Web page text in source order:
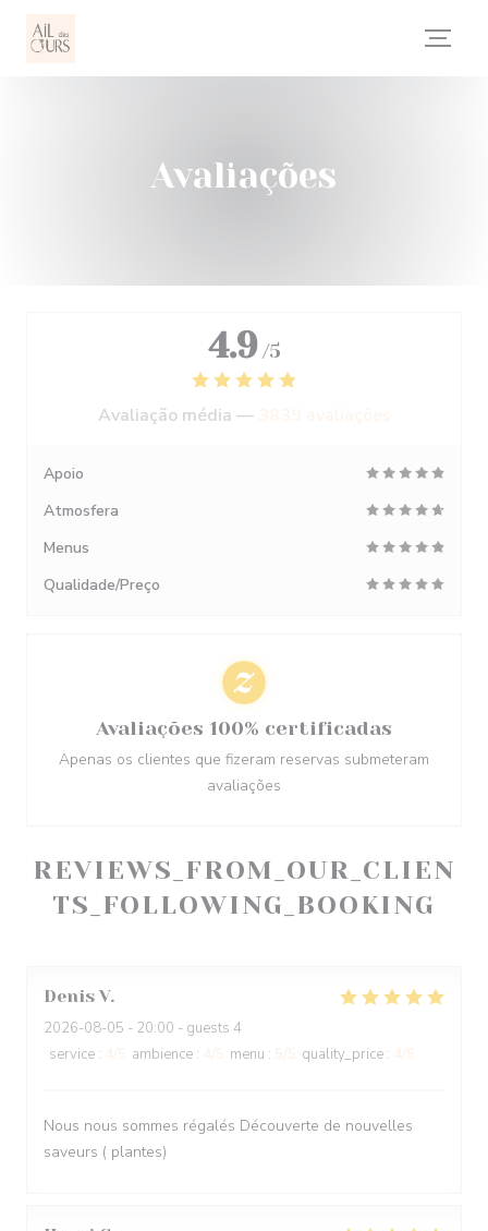
Avaliações
REVIEWS_FROM_OUR_CLIEN
TS_FOLLOWING_BOOKING
Denis V
2026-08-05 - 20:00 - guests 4
service : ambience : menu : quality_price :
Nous nous sommes régalés Découverte de nouvelles
saveurs ( plantes)
4.9 /5
Avaliação média —
Apoio
Atmosfera
Menus
Qualidade/Preço
Avaliações 100% certificadas
Apenas os clientes que fizeram reservas submeteram
avaliações